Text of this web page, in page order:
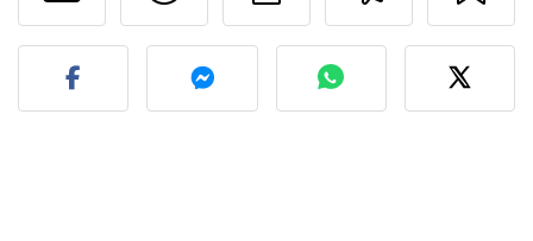
Fez esta receita?